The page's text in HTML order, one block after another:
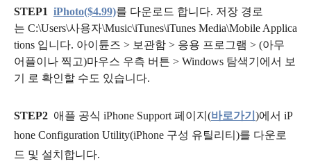
STEP1 iPhoto($4.99)를 다운로드 합니다. 저장 경로
는 C:\Users\사용자\Music\iTunes\iTunes Media\Mobile Applica
tions 입니다. 아이튠즈 > 보관함 > 응용 프로그램 > (아무
어플이나 찍고)마우스 우측 버튼 > Windows 탐색기에서 보
기 로 확인할 수도 있습니다.
STEP2 애플 공식 iPhone Support 페이지(바로가기 )에서 iP
hone Configuration Utility(iPhone 구성 유틸리티)를 다운로
드 및 설치합니다.